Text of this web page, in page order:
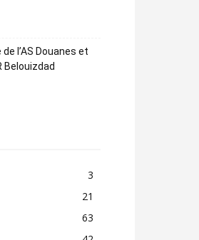
l’AS Douanes et
Belouizdad
3
21
63